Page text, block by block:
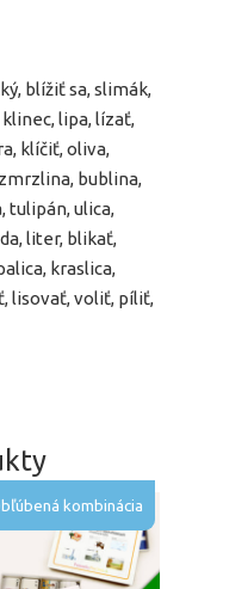
blížiť sa, slimák,
lipa, lízať,
klíčiť, oliva,
bublina,
tulipán, ulica,
liter, blikať,
kraslica,
lisovať, voliť, píliť,
kombinácia